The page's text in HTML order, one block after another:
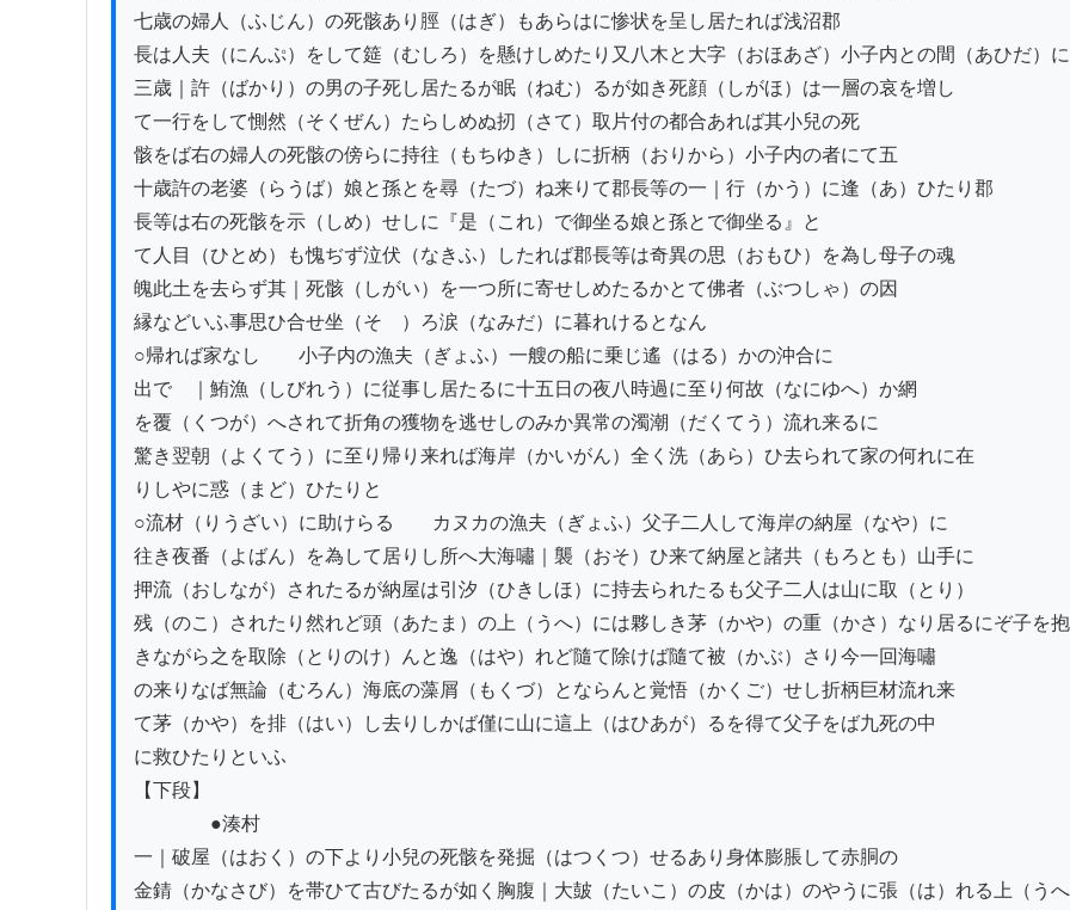
七歳の婦人（ふじん）の死骸あり脛（はぎ）もあらはに惨状を呈し居たれば浅沼郡
長は人夫（にんぷ）をして筵（むしろ）を懸けしめたり又八木と大字（おほあざ）小子内との間（あひだ）に
三歳｜許（ばかり）の男の子死し居たるが眠（ねむ）るが如き死顔（しがほ）は一層の哀を増し
て一行をして惻然（そくぜん）たらしめぬ扨（さて）取片付の都合あれば其小兒の死
骸をば右の婦人の死骸の傍らに持往（もちゆき）しに折柄（おりから）小子内の者にて五
十歳許の老婆（らうば）娘と孫とを尋（たづ）ね来りて郡長等の一｜行（かう）に逢（あ）ひたり郡
長等は右の死骸を示（しめ）せしに『是（これ）で御坐る娘と孫とで御坐る』と
て人目（ひとめ）も愧ぢず泣伏（なきふ）したれば郡長等は奇異の思（おもひ）を為し母子の魂
魄此土を去らず其｜死骸（しがい）を一つ所に寄せしめたるかとて佛者（ぶつしゃ）の因
縁などいふ事思ひ合せ坐（そゞ）ろ涙（なみだ）に暮れけるとなん
○帰れば家なし　　小子内の漁夫（ぎょふ）一艘の船に乗じ遙（はる）かの沖合に
出でゝ｜鮪漁（しびれう）に従事し居たるに十五日の夜八時過に至り何故（なにゆへ）か網
を覆（くつが）へされて折角の獲物を逃せしのみか異常の濁潮（だくてう）流れ来るに
驚き翌朝（よくてう）に至り帰り来れば海岸（かいがん）全く洗（あら）ひ去られて家の何れに在
りしやに惑（まど）ひたりと
○流材（りうざい）に助けらる　　カヌカの漁夫（ぎょふ）父子二人して海岸の納屋（なや）に
往き夜番（よばん）を為して居りし所へ大海嘯｜襲（おそ）ひ来て納屋と諸共（もろとも）山手に
押流（おしなが）されたるが納屋は引汐（ひきしほ）に持去られたるも父子二人は山に取（とり）
残（のこ）されたり然れど頭（あたま）の上（うへ）には夥しき茅（かや）の重（かさ）なり居るにぞ子を抱
きながら之を取除（とりのけ）んと逸（はや）れど隨て除けば隨て被（かぶ）さり今一回海嘯
の来りなば無論（むろん）海底の藻屑（もくづ）とならんと覚悟（かくご）せし折柄巨材流れ来
て茅（かや）を排（はい）し去りしかば僅に山に這上（はひあが）るを得て父子をば九死の中
に救ひたりといふ
【下段】
●湊村
一｜破屋（はおく）の下より小兒の死骸を発掘（はつくつ）せるあり身体膨脹して赤胴の
金錆（かなさび）を帯ひて古びたるが如く胸腹｜大皷（たいこ）の皮（かは）のやうに張（は）れる上（う